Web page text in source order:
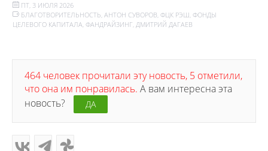
ПТ, 3 ИЮЛЯ 2026
БЛАГОТВОРИТЕЛЬНОСТЬ, АНТОН СУВОРОВ, ФЦК РЭШ, ФОНДЫ
ЦЕЛЕВОГО КАПИТАЛА, ФАНДРАЙЗИНГ, ДМИТРИЙ ДАГАЕВ
464 человек прочитали эту новость, 5 отметили,
что она им понравилась. А вам интересна эта
новость?
ДА